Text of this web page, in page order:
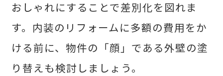
おしゃれにすることで差別化を図れま
す。内装のリフォームに多額の費用をか
ける前に、物件の「顔」である外壁の塗
り替えも検討しましょう。